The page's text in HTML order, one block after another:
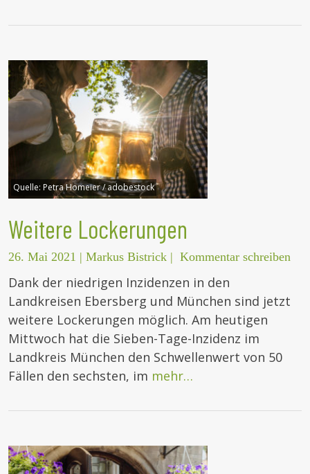
Quelle: Petra Homeier / adobestock
Weitere Lockerungen
26. Mai 2021 | Markus Bistrick | Kommentar schreiben
Dank der niedrigen Inzidenzen in den
Landkreisen Ebersberg und München sind jetzt
weitere Lockerungen möglich. Am heutigen
Mittwoch hat die Sieben-Tage-Inzidenz im
Landkreis München den Schwellenwert von 50
Fällen den sechsten, im mehr…